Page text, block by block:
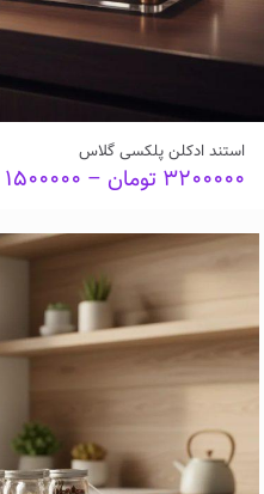
استند ادکلن پلکسی گلاس
۳۲۰۰۰۰۰ تومان – ۱۵۰۰۰۰۰